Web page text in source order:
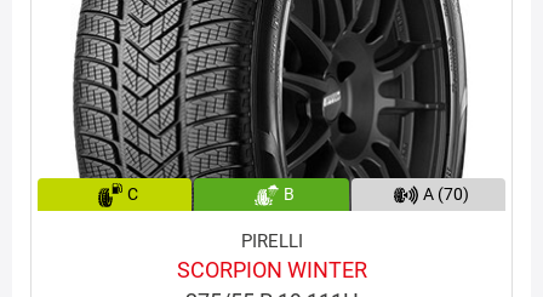
C B A (70)
PIRELLI
SCORPION WINTER